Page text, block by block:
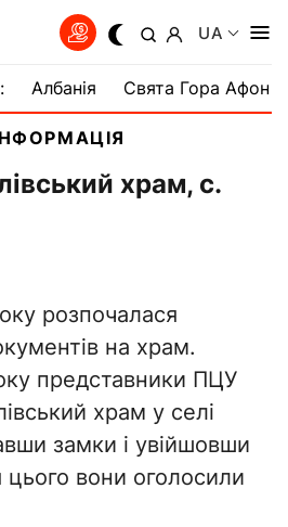
UA
Албанія Свята Гора Афон
храм, с.
розпочалася
на храм.
представники ПЦУ
храм у селі
замки і увійшовши
цього вони оголосили